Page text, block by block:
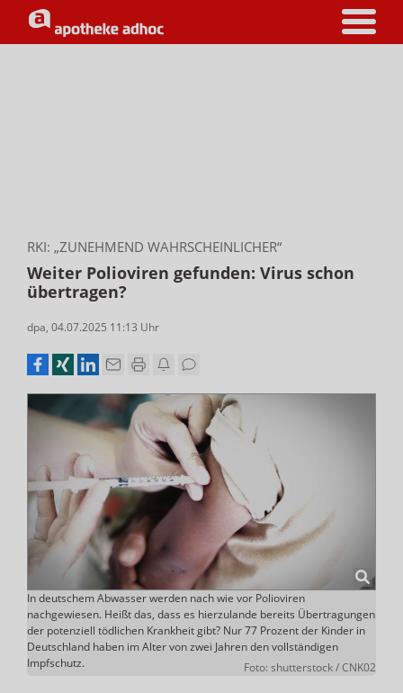
RKI: „ZUNEHMEND WAHRSCHEINLICHER“
Weiter Polioviren gefunden: Virus schon
übertragen?
dpa, 04.07.2025 11:13 Uhr
In deutschem Abwasser werden nach wie vor Polioviren
nachgewiesen. Heißt das, dass es hierzulande bereits Übertragungen
der potenziell tödlichen Krankheit gibt? Nur 77 Prozent der Kinder in
Deutschland haben im Alter von zwei Jahren den vollständigen
Impfschutz.
Foto: shutterstock / CNK02